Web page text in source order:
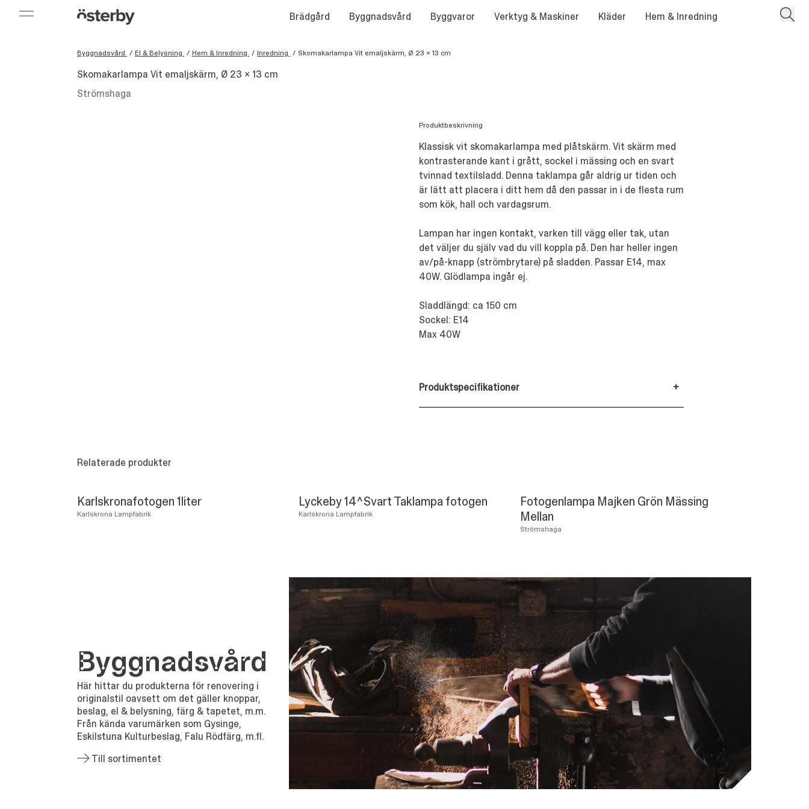
Brädgård Byggnadsvård Byggvaror Verktyg & Maskiner Kläder Hem & Inredning
Byggnadsvård / El & Belysning / Hem & Inredning / Inredning / Skomakarlampa Vit emaljskärm, Ø 23 x 13 cm
Skomakarlampa Vit emaljskärm, Ø 23 x 13 cm
Strömshaga
Produktbeskrivning
Klassisk vit skomakarlampa med plåtskärm. Vit skärm med
kontrasterande kant i grått, sockel i mässing och en svart
tvinnad textilsladd. Denna taklampa går aldrig ur tiden och
är lätt att placera i ditt hem då den passar in i de flesta rum
som kök, hall och vardagsrum.
Lampan har ingen kontakt, varken till vägg eller tak, utan
det väljer du själv vad du vill koppla på. Den har heller ingen
av/på-knapp (strömbrytare) på sladden. Passar E14, max
40W. Glödlampa ingår ej.
Sladdlängd: ca 150 cm
Sockel: E14
Max 40W
Produktspecifikationer +
Relaterade produkter
Karlskronafotogen 1liter
Karlskrona Lampfabrik
Lyckeby 14^Svart Taklampa fotogen
Karlskrona Lampfabrik
Fotogenlampa Majken Grön Mässing
Mellan
Strömshaga
Bygg­nads­vård
Här hittar du produkterna för renovering i
originalstil oavsett om det gäller knoppar,
beslag, el & belysning, färg & tapetet, m.m.
Från kända varumärken som Gysinge,
Eskilstuna Kulturbeslag, Falu Rödfärg, m.fl.
Till sortimentet